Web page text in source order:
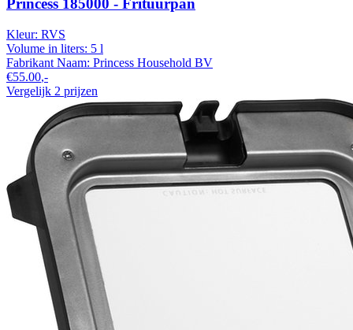
Princess 185000 - Frituurpan
Kleur: RVS
Volume in liters: 5 l
Fabrikant Naam: Princess Household BV
€55.00,-
Vergelijk 2 prijzen